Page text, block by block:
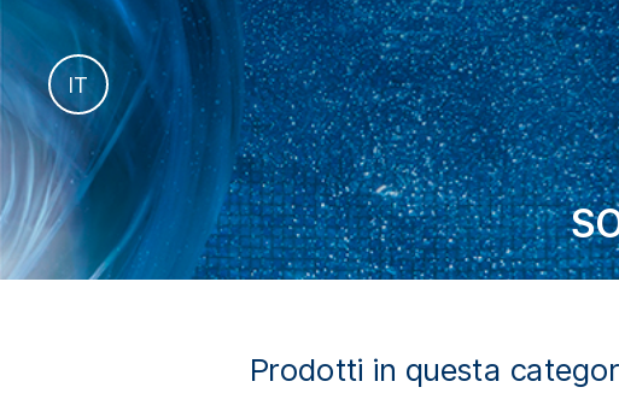
IT
es
fr
Prodotti in questa